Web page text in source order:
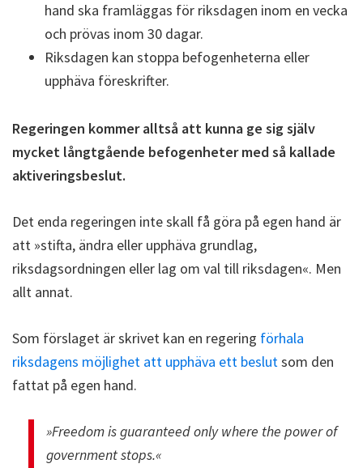
hand ska framläggas för riksdagen inom en vecka
och prövas inom 30 dagar.
Riksdagen kan stoppa befogenheterna eller
upphäva föreskrifter.
Regeringen kommer alltså att kunna ge sig själv
mycket långtgående befogenheter med så kallade
aktiveringsbeslut.
Det enda regeringen inte skall få göra på egen hand är
att »stifta, ändra eller upphäva grundlag,
riksdagsordningen eller lag om val till riksdagen«. Men
allt annat.
Som förslaget är skrivet kan en regering förhala
riksdagens möjlighet att upphäva ett beslutsom den
fattat på egen hand.
»Freedom is guaranteed only where the power of
government stops.«